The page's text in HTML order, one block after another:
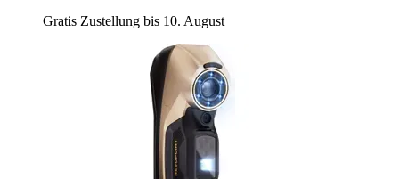
Gratis Zustellung bis 10. August